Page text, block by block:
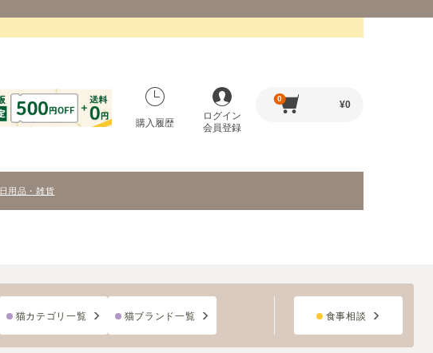
購入履歴
ログイン
会員登録
0
¥0
日用品・雑貨
猫カテゴリ一覧 猫ブランド一覧 食事相談